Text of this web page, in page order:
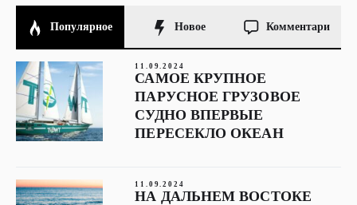
Популярное Новое Комментари
11.09.2024
САМОЕ КРУПНОЕ
ПАРУСНОЕ ГРУЗОВОЕ
СУДНО ВПЕРВЫЕ
ПЕРЕСЕКЛО ОКЕАН
11.09.2024
НА ДАЛЬНЕМ ВОСТОКЕ